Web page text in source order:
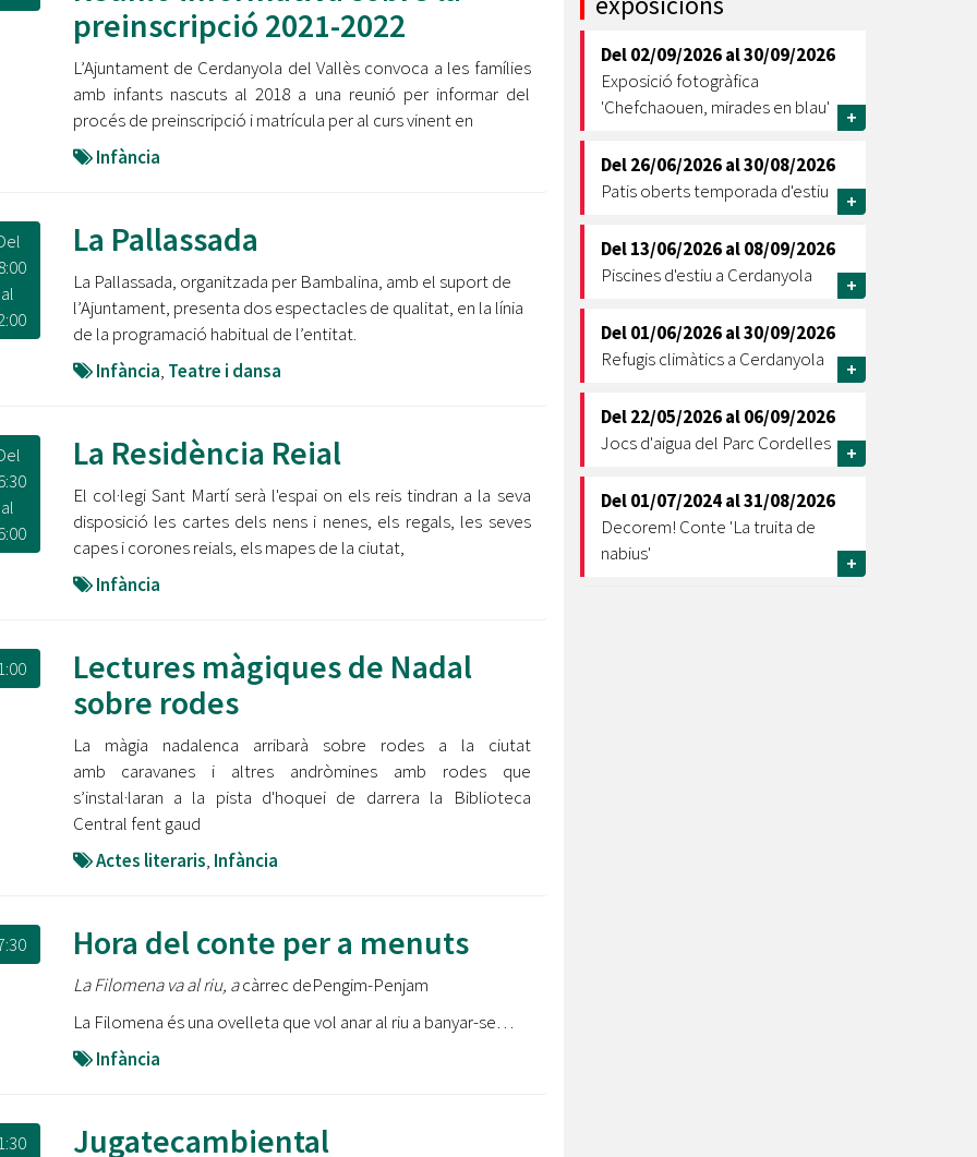
Ètica i Integritat
Retiment de Comptes
Dades Obertes
Catàleg de Serveis i Tràmits
Oberta la convocatòria d'Ajuts per a l'autoocupació
jove 2026
Cerdanyola opta a més de 5 milions d'euros del Pla de
Barris per transformar les Fontetes, Quatre Cantons i
l'entorn de l'avinguda Catalunya
L’Ajuntament reparteix ulleres gratuïtes per veure
Entitats
Equipaments
Mercats Municipals
Webs Municipals
preinscripció 2021-2022
L’Ajuntament de Cerdanyola del Vallès convoca a les famílies
amb infants nascuts al 2018 a una reunió per informar del
procés de preinscripció i matrícula per al curs vinent en
Infància
al
La Pallassada
La Pallassada, organitzada per Bambalina, amb el suport de
l’Ajuntament, presenta dos espectacles de qualitat, en la línia
de la programació habitual de l’entitat.
Infància, Teatre i dansa
al
La Residència Reial
El col·legi Sant Martí serà l'espai on els reis tindran a la seva
disposició les cartes dels nens i nenes, els regals, les seves
capes i corones reials, els mapes de la ciutat,
Infància
Lectures màgiques de Nadal
sobre rodes
La màgia nadalenca arribarà sobre rodes a la ciutat
amb caravanes i altres andròmines amb rodes que
s’instal·laran a la pista d'hoquei de darrera la Biblioteca
Central fent gaud
Actes literaris, Infància
Hora del conte per a menuts
La Filomena va al riu, acàrrec dePengim-Penjam
La Filomena és una ovelleta que vol anar al riu a banyar-se…
Infància
Jugatecambiental
Del02/09/2026al30/09/2026
Exposició fotogràfica
'Chefchaouen, mirades en blau'
+
Del26/06/2026al30/08/2026
Patis oberts temporada d'estiu
+
Del13/06/2026al08/09/2026
Piscines d'estiu a Cerdanyola
+
Del01/06/2026al30/09/2026
Refugis climàtics a Cerdanyola
+
Del22/05/2026al06/09/2026
Jocs d'aigua del Parc Cordelles
+
Del01/07/2024al31/08/2026
Decorem! Conte 'La truita de
nabius'
+